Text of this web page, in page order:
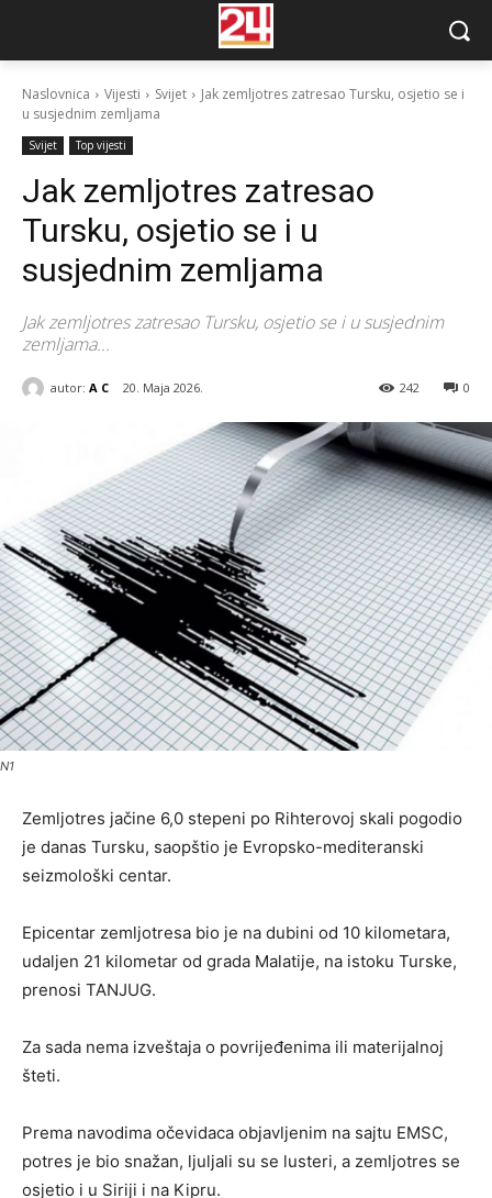
Naslovnica Vijesti Svijet
Jak zemljotres zatresao Tursku, osjetio se i
u susjednim zemljama
Svijet Top vijesti
Jak zemljotres zatresao
Tursku, osjetio se i u
susjednim zemljama
Jak zemljotres zatresao Tursku, osjetio se i u susjednim
zemljama...
autor: A C 20. Maja 2026. 0
242
N1
Zemljotres jačine 6,0 stepeni po Rihterovoj skali pogodio
je danas Tursku, saopštio je Evropsko-mediteranski
seizmološki centar.
Epicentar zemljotresa bio je na dubini od 10 kilometara,
udaljen 21 kilometar od grada Malatije, na istoku Turske,
prenosi TANJUG.
Za sada nema izveštaja o povrijeđenima ili materijalnoj
šteti.
Prema navodima očevidaca objavljenim na sajtu EMSC,
potres je bio snažan, ljuljali su se lusteri, a zemljotres se
osjetio i u Siriji i na Kipru.